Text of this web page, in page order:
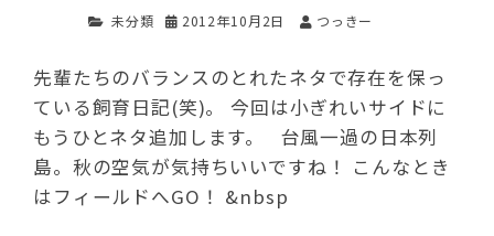
未分類 2012年10月2日 つっきー
先輩たちのバランスのとれたネタで存在を保っ
ている飼育日記(笑)。 今回は小ぎれいサイドに
もうひとネタ追加します。 台風一過の日本列
島。秋の空気が気持ちいいですね！ こんなとき
はフィールドへGO！ &nbsp